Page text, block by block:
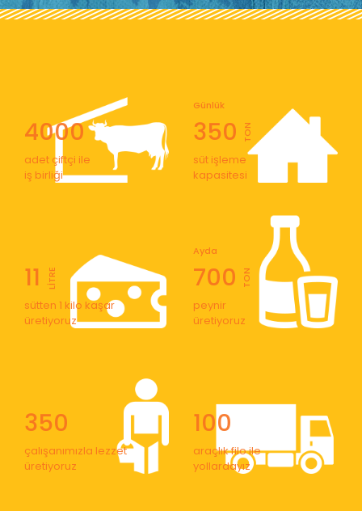
4000
adet çiftçi ile
iş birliği
350
Günlük
TON
süt işleme
kapasitesi
11 LİTRE
sütten 1 kilo kaşar
üretiyoruz
700
Ayda
TON
peynir
üretiyoruz
350
çalışanımızla lezzet
üretiyoruz
100
araçlık filo ile
yollardayız